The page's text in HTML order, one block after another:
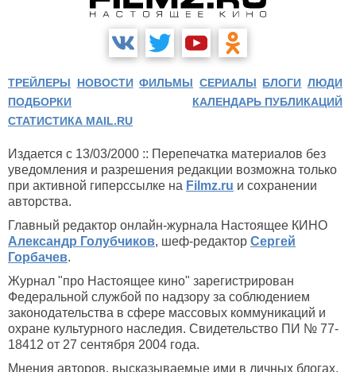
ТРЕЙЛЕРЫ НОВОСТИ ФИЛЬМЫ СЕРИАЛЫ БЛОГИ ЛЮДИ
ПОДБОРКИ
КАЛЕНДАРЬ ПУБЛИКАЦИЙ
СТАТИСТИКА MAIL.RU
Издается с 13/03/2000 :: Перепечатка материалов без
уведомления и разрешения редакции возможна только
при активной гиперссылке на Filmz.ru и сохранении
авторства.
Главный редактор онлайн-журнала Настоящее КИНО
Александр Голубчиков, шеф-редактор Сергей
Горбачев.
Журнал "про Настоящее кино" зарегистрирован
Федеральной службой по надзору за соблюдением
законодательства в сфере массовых коммуникаций и
охране культурного наследия. Свидетельство ПИ № 77-
18412 от 27 сентября 2004 года.
Мнения авторов, высказываемые ими в личных блогах,